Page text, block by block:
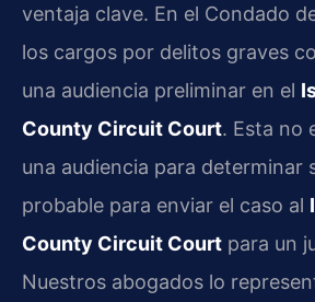
ventaja clave. En el Condado
los cargos por delitos graves
una audiencia preliminar en el
County Circuit Court. Esta no
una audiencia para determinar
probable para enviar el caso al
County Circuit Court para un
Nuestros abogados lo